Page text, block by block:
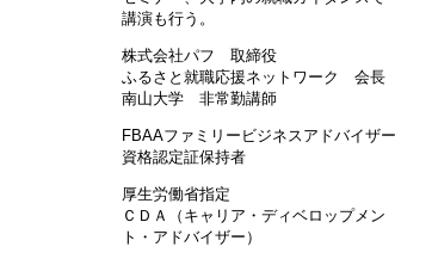
講演も行う。
株式会社パフ 取締役
ふるさと就職応援ネットワーク 会長
南山大学 非常勤講師
FBAAファミリービジネスアドバイザー
資格認定証保持者
厚生労働省指定
ＣＤＡ（キャリア・ディベロップメン
ト・アドバイザー）